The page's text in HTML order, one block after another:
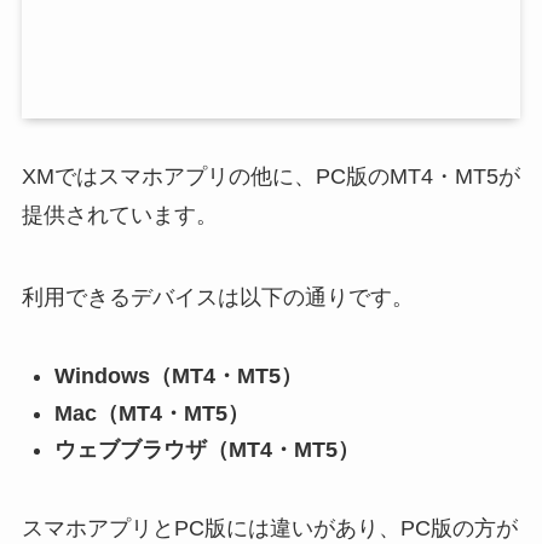
XMではスマホアプリの他に、PC版のMT4・MT5が
提供されています。
利用できるデバイスは以下の通りです。
Windows（MT4・MT5）
Mac（MT4・MT5）
ウェブブラウザ（MT4・MT5）
スマホアプリとPC版には違いがあり、PC版の方が